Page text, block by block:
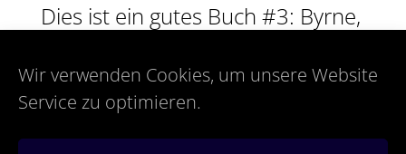
Wir verwenden Cookies, um unsere Website
Service zu optimieren.
Dies ist ein gutes Buch #3: Byrne,
Art: The Lean TurnaroundThis Is
A Good Book #3: Byrne, Art: The
Lean Turnaround
In Ihrem Laden kann es so nicht mehr
weitergehen? Das wissen Sie länger? Deshalb